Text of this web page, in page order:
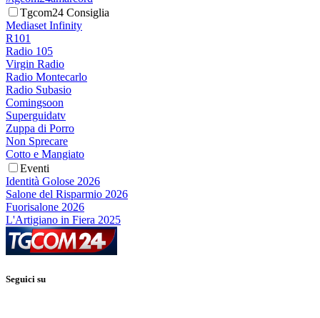
Tgcom24 Consiglia
Mediaset Infinity
R101
Radio 105
Virgin Radio
Radio Montecarlo
Radio Subasio
Comingsoon
Superguidatv
Zuppa di Porro
Non Sprecare
Cotto e Mangiato
Eventi
Identità Golose 2026
Salone del Risparmio 2026
Fuorisalone 2026
L'Artigiano in Fiera 2025
Seguici su